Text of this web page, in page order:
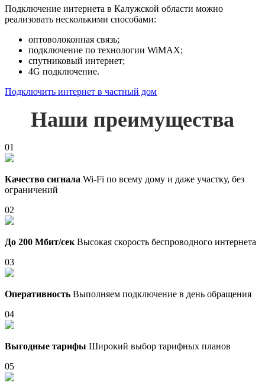
Подключение интернета в Калужской области можно
реализовать несколькими способами:
оптоволоконная связь;
подключение по технологии WiMAX;
спутниковый интернет;
4G подключение.
Подключить интернет в частный дом
Наши преимущества
01
Качество сигнала Wi-Fi по всему дому и даже участку, без
ограничений
02
До 200 Мбит/сек Высокая скорость беспроводного интернета
03
Оперативность Выполняем подключение в день обращения
04
Выгодные тарифы Широкий выбор тарифных планов
05